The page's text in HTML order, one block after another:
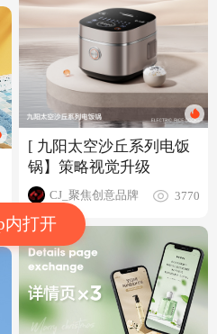
内打开
[ 九阳太空沙丘系列电饭
锅】策略视觉升级
CJ_聚焦创意品牌 3770